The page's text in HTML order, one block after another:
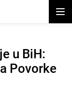
u BiH:
Povorke